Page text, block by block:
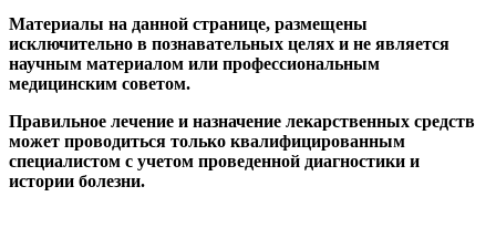
Материалы на данной странице, размещены
исключительно в познавательных целях и не является
научным материалом или профессиональным
медицинским советом.
Правильное лечение и назначение лекарственных средств
может проводиться только квалифицированным
специалистом с учетом проведенной диагностики и
истории болезни.